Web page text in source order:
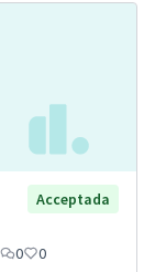
Acceptada
0 0